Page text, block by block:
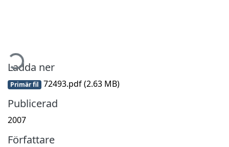
Ladda ner
Primär fil 72493.pdf(2.63 MB)
Publicerad
2007
Författare